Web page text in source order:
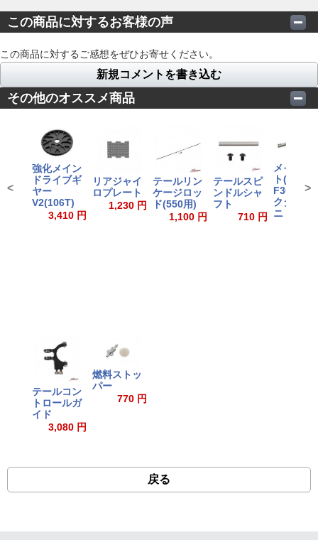
この商品に対するお客様の声
この商品に対するご感想をぜひお寄せください。
新規コメントを書き込む
その他のオススメ商品
強化メイン
ドライブギ
ヤー
V2(106T)
3,410 円
リアジャイ
ロプレート
1,230 円
テールリン
ケージロッ
ド(550用)
1,100 円
テールスピ
ンドルシャ
フト
710 円
メインマ
ト(レイ
F3C / ス
クターV2
ニトロ)
テールコン
トロールガ
イド
3,080 円
燃料ストッ
パー
770 円
< >
戻る